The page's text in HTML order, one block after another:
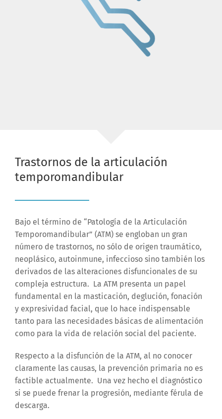
Trastornos de la articulación
temporomandibular
Bajo el término de “Patología de la Articulación
Temporomandibular” (ATM) se engloban un gran
número de trastornos, no sólo de origen traumático,
neoplásico, autoinmune, infeccioso sino también los
derivados de las alteraciones disfuncionales de su
compleja estructura. La ATM presenta un papel
fundamental en la masticación, deglución, fonación
y expresividad facial, que lo hace indispensable
tanto para las necesidades básicas de alimentación
como para la vida de relación social del paciente.
Respecto a la disfunción de la ATM, al no conocer
claramente las causas, la prevención primaria no es
factible actualmente. Una vez hecho el diagnóstico
si se puede frenar la progresión, mediante férula de
descarga.